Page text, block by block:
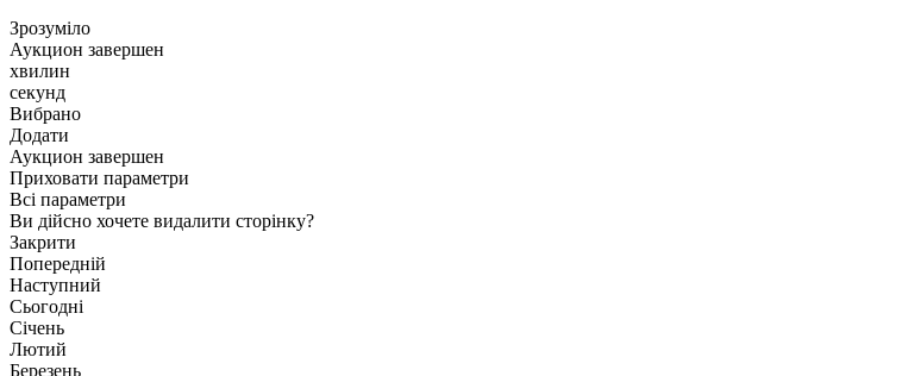
Зрозуміло
Аукцион завершен
хвилин
секунд
Вибрано
Додати
Аукцион завершен
Приховати параметри
Всі параметри
Ви дійсно хочете видалити сторінку?
Закрити
Попередній
Наступний
Сьогодні
Січень
Лютий
Березень